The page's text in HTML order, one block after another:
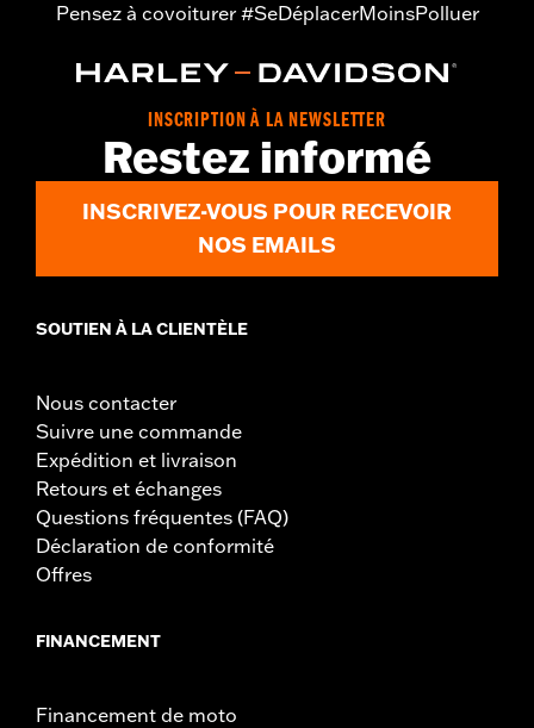
Pensez à covoiturer #SeDéplacerMoinsPolluer
INSCRIPTION À LA NEWSLETTER
Restez informé
INSCRIVEZ-VOUS POUR RECEVOIR
NOS EMAILS
SOUTIEN À LA CLIENTÈLE
Nous contacter
Suivre une commande
Expédition et livraison
Retours et échanges
Questions fréquentes (FAQ)
Déclaration de conformité
Offres
FINANCEMENT
Financement de moto